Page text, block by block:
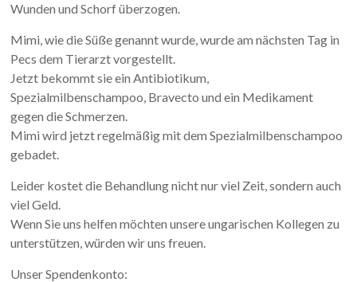
Wunden und Schorf überzogen.
Mimi, wie die Süße genannt wurde, wurde am nächsten Tag in
Pecs dem Tierarzt vorgestellt.
Jetzt bekommt sie ein Antibiotikum,
Spezialmilbenschampoo, Bravecto und ein Medikament
gegen die Schmerzen.
Mimi wird jetzt regelmäßig mit dem Spezialmilbenschampoo
gebadet.
Leider kostet die Behandlung nicht nur viel Zeit, sondern auch
viel Geld.
Wenn Sie uns helfen möchten unsere ungarischen Kollegen zu
unterstützen, würden wir uns freuen.
Unser Spendenkonto: